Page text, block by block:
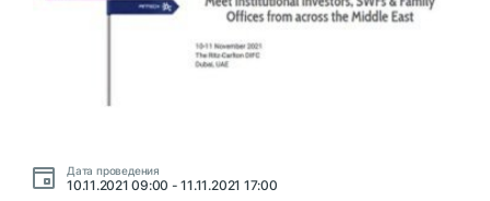
Дата проведения
10.11.2021 09:00 - 11.11.2021 17:00